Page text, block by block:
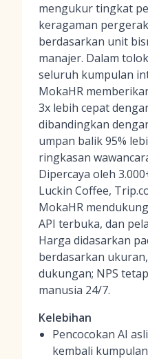
mengukur tingkat
keragaman
berdasarkan unit
manajer. Dalam
seluruh kumpulan
MokaHR
3x lebih cepat
dibandingkan
umpan balik 95%
ringkasan
Dipercaya oleh
Luckin Coffee,
MokaHR
API terbuka, dan
Harga didasarkan
berdasarkan
dukungan; NPS
manusia 24/7.
Kelebihan
Pencocokan AI
kembali